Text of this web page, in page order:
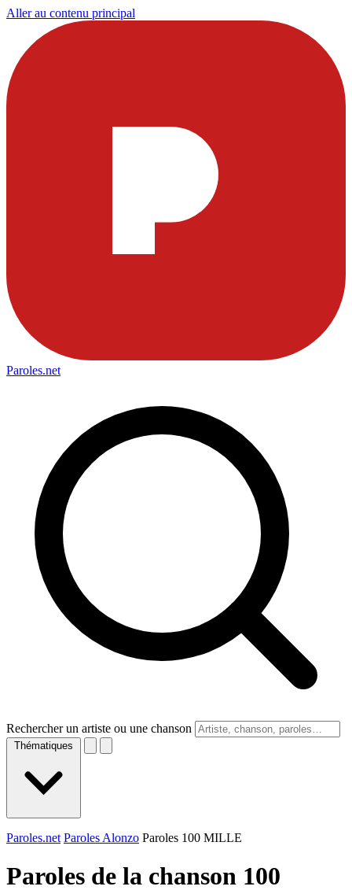
Aller au contenu principal
Paroles.net
Rechercher un artiste ou une chanson
Thématiques
Paroles.net Paroles Alonzo Paroles 100 MILLE
Paroles de la chanson 100